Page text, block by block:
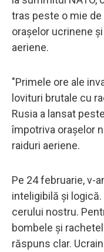
tras peste o mie
orașelor ucrinene
aeriene.
"Primele ore ale
lovituri brutale cu
Rusia a lansat
împotriva orașelor
raiduri aeriene.
Pe 24 februarie, v-
inteligibilă și
cerului nostru.
bombele și
răspuns clar.